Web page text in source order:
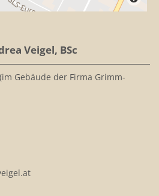
Veigel, BSc
Gebäude der Firma Grimm-